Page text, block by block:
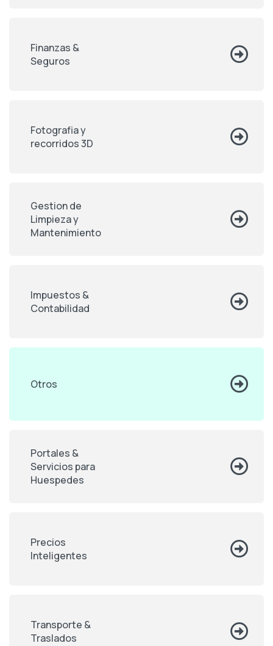
Finanzas &
Seguros
Fotografia y
recorridos 3D
Gestion de
Limpieza y
Mantenimiento
Impuestos &
Contabilidad
Otros
Portales &
Servicios para
Huespedes
Precios
Inteligentes
Transporte &
Traslados